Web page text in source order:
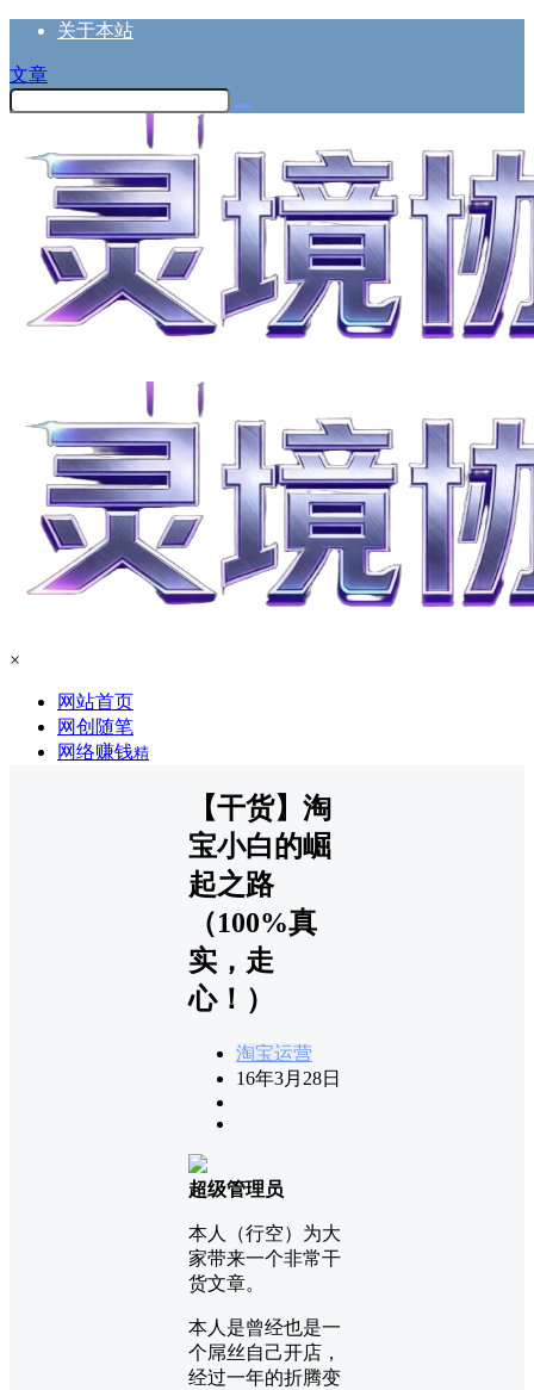
关于本站
文章
×
网站首页
网创随笔
网络赚钱精
【干货】淘
宝小白的崛
起之路
（100%真
实，走
心！）
淘宝运营
16年3月28日
超级管理员
本人（行空）为大
家带来一个非常干
货文章。
本人是曾经也是一
个屌丝自己开店，
经过一年的折腾变